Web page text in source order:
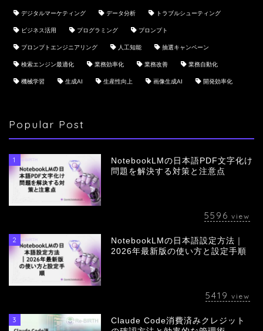
デジタルマーケティング データ分析 トラブルシューティング
ビジネス活用 プログラミング プロンプト
プロンプトエンジニアリング 人工知能 抽選キャンペーン
検索エンジン最適化 業務効率化 業務改善 業務自動化
機械学習 生成AI 生産性向上 画像生成AI 開発効率化
Popular Post
1
NotebookLMの日本語PDF文字化け
問題を解決する対策と注意点
5596 view
2
NotebookLMの日本語設定方法｜
2026年最新版の使い方と設定手順
5419 view
3
Claude Code消費済みクレジット
会社概要
採用情報